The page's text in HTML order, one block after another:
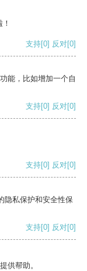
支持[0] 反对[0]
能，比如增加一个自
支持[0] 反对[0]
支持[0] 反对[0]
隐私保护和安全性保
支持[0] 反对[0]
供帮助。